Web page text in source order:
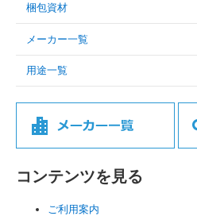
梱包資材
メーカー一覧
用途一覧
コンテンツを見る
ご利用案内